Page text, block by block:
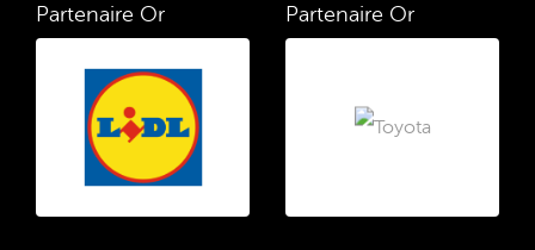
Partenaire Or Partenaire Or